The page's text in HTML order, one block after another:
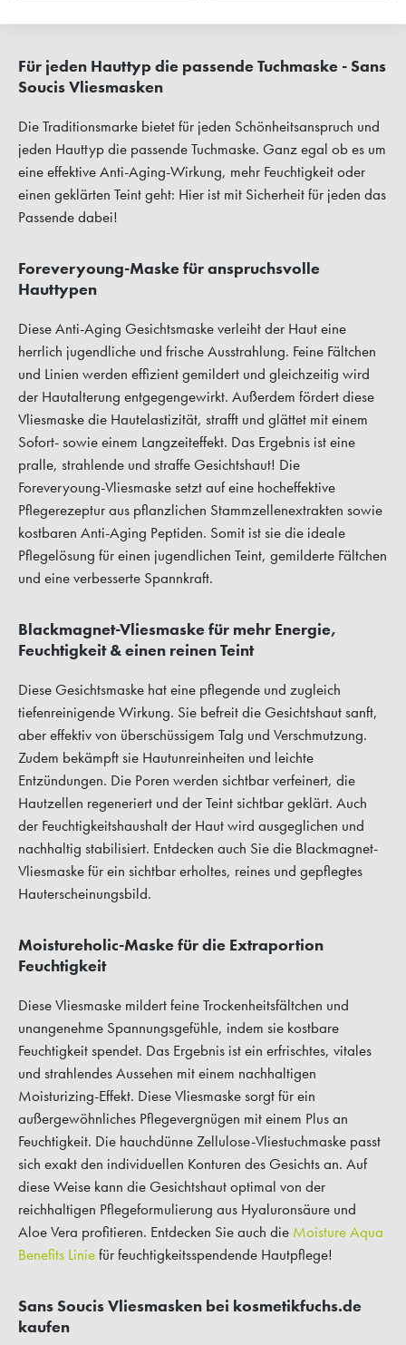
Für jeden Hauttyp die passende Tuchmaske - Sans
Soucis Vliesmasken
Die Traditionsmarke bietet für jeden Schönheitsanspruch und
jeden Hauttyp die passende Tuchmaske. Ganz egal ob es um
eine effektive Anti-Aging-Wirkung, mehr Feuchtigkeit oder
einen geklärten Teint geht: Hier ist mit Sicherheit für jeden das
Passende dabei!
Foreveryoung-Maske für anspruchsvolle
Hauttypen
Diese Anti-Aging Gesichtsmaske verleiht der Haut eine
herrlich jugendliche und frische Ausstrahlung. Feine Fältchen
und Linien werden effizient gemildert und gleichzeitig wird
der Hautalterung entgegengewirkt. Außerdem fördert diese
Vliesmaske die Hautelastizität, strafft und glättet mit einem
Sofort- sowie einem Langzeiteffekt. Das Ergebnis ist eine
pralle, strahlende und straffe Gesichtshaut! Die
Foreveryoung-Vliesmaske setzt auf eine hocheffektive
Pflegerezeptur aus pflanzlichen Stammzellenextrakten sowie
kostbaren Anti-Aging Peptiden. Somit ist sie die ideale
Pflegelösung für einen jugendlichen Teint, gemilderte Fältchen
und eine verbesserte Spannkraft.
Blackmagnet-Vliesmaske für mehr Energie,
Feuchtigkeit & einen reinen Teint
Diese Gesichtsmaske hat eine pflegende und zugleich
tiefenreinigende Wirkung. Sie befreit die Gesichtshaut sanft,
aber effektiv von überschüssigem Talg und Verschmutzung.
Zudem bekämpft sie Hautunreinheiten und leichte
Entzündungen. Die Poren werden sichtbar verfeinert, die
Hautzellen regeneriert und der Teint sichtbar geklärt. Auch
der Feuchtigkeitshaushalt der Haut wird ausgeglichen und
nachhaltig stabilisiert. Entdecken auch Sie die Blackmagnet-
Vliesmaske für ein sichtbar erholtes, reines und gepflegtes
Hauterscheinungsbild.
Moistureholic-Maske für die Extraportion
Feuchtigkeit
Diese Vliesmaske mildert feine Trockenheitsfältchen und
unangenehme Spannungsgefühle, indem sie kostbare
Feuchtigkeit spendet. Das Ergebnis ist ein erfrischtes, vitales
und strahlendes Aussehen mit einem nachhaltigen
Moisturizing-Effekt. Diese Vliesmaske sorgt für ein
außergewöhnliches Pflegevergnügen mit einem Plus an
Feuchtigkeit. Die hauchdünne Zellulose-Vliestuchmaske passt
sich exakt den individuellen Konturen des Gesichts an. Auf
diese Weise kann die Gesichtshaut optimal von der
reichhaltigen Pflegeformulierung aus Hyaluronsäure und
Aloe Vera profitieren. Entdecken Sie auch die Moisture Aqua
Benefits Liniefür feuchtigkeitsspendende Hautpflege!
Sans Soucis Vliesmasken bei kosmetikfuchs.de
kaufen